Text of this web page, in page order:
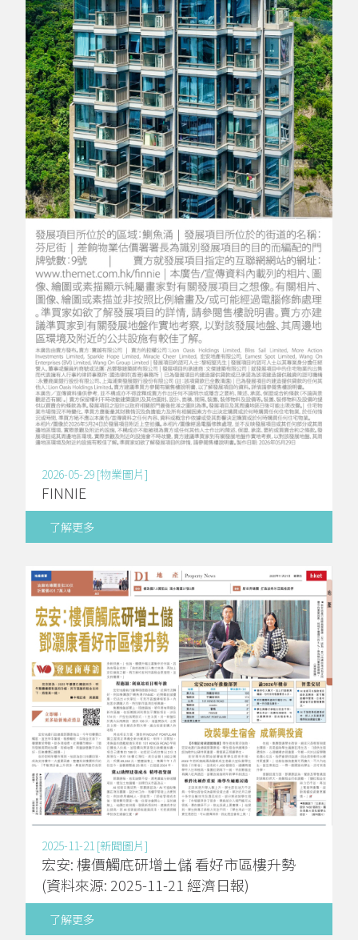
2026-05-29 [物業圖片]
FINNIE
了解更多
2025-11-21 [新聞圖片]
宏安: 樓價觸底研增土儲 看好市區樓升勢
(資料來源: 2025-11-21 經濟日報)
了解更多